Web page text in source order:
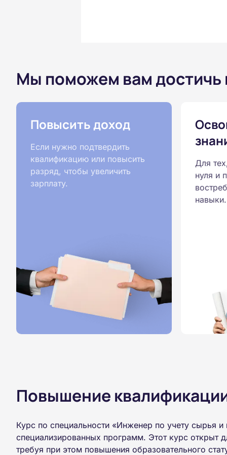
Мы поможем вам достичь
Повысить доход
Если нужно подтвердить
квалификацию или повысить
разряд, чтобы увеличить
зарплату.
Для
нуля и
навыки.
Повышение
Курс по специальности «Инженер по учету сырья
специализированных программ. Этот курс открыт
требуя при этом повышения образовательного